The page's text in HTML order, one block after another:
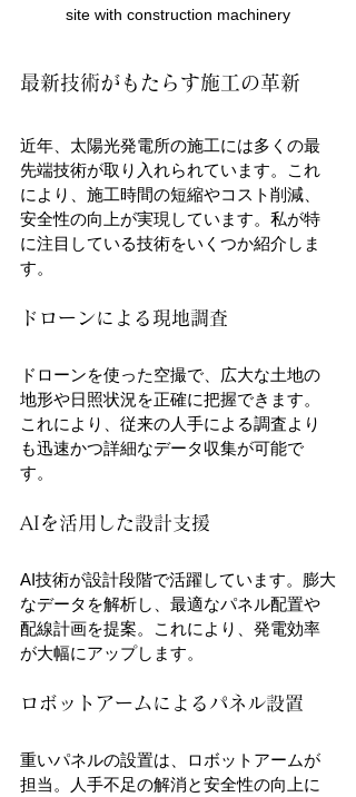
site with construction machinery
最新技術がもたらす施工の革新
近年、太陽光発電所の施工には多くの最
先端技術が取り入れられています。これ
により、施工時間の短縮やコスト削減、
安全性の向上が実現しています。私が特
に注目している技術をいくつか紹介しま
す。
ドローンによる現地調査
ドローンを使った空撮で、広大な土地の
地形や日照状況を正確に把握できます。
これにより、従来の人手による調査より
も迅速かつ詳細なデータ収集が可能で
す。
AIを活用した設計支援
AI技術が設計段階で活躍しています。膨大
なデータを解析し、最適なパネル配置や
配線計画を提案。これにより、発電効率
が大幅にアップします。
ロボットアームによるパネル設置
重いパネルの設置は、ロボットアームが
担当。人手不足の解消と安全性の向上に